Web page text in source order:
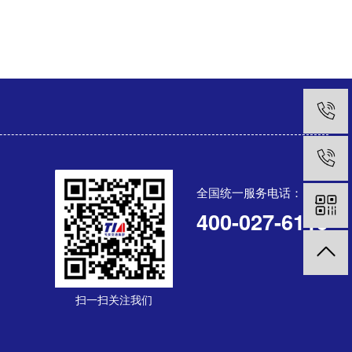
扫一扫关注我们
全国统一服务电话：
400-027-6119